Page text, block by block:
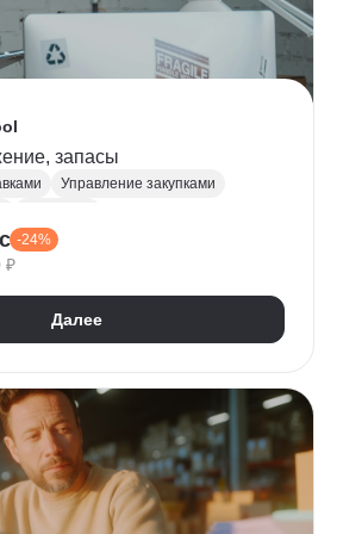
запасы
Управление закупками
-24%
₽
Далее